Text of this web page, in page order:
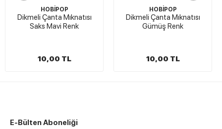
Dikmeli Çanta Mıknatısı
Çanta Kilidi
E-Bülten Aboneliği